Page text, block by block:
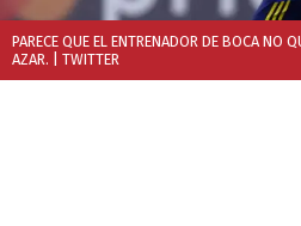
PARECE QUE EL ENTRENADOR DE BOCA NO
AZAR. | TWITTER